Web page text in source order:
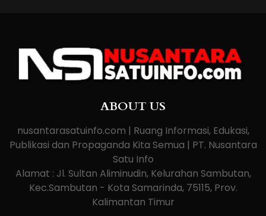
ABOUT US
nusantarasatuinfo.com | Ruang Informasi, Edukasi,
Publikasi dan Propaganda Kita Semua | PT. Nusantara
Satu Info
Alamat : Jl. Sultan Aliminudin, Kelurahan Sambutan,
Kec.Sambutan - Kota Samarinda, 75115, Prov.
Kalimantan Timur